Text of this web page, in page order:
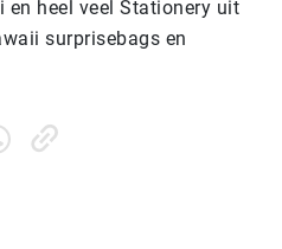
en heel veel Stationery uit
surprisebags en